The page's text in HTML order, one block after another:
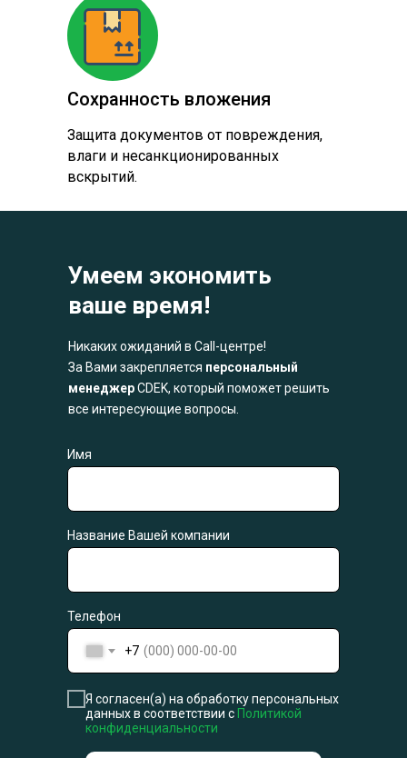
Защита документов от повреждения,
влаги и несанкционированных
вскрытий.
Сохранность вложения
Умеем экономить
ваше время!
Никаких ожиданий в Call-центре!
За Вами закрепляется персональный
менеджерCDEK, который поможет решить
все интересующие вопросы.
Имя
Название Вашей компании
Телефон
+7
Я согласен(а) на обработку персональных
данных в соответствии сПолитикой
конфиденциальности